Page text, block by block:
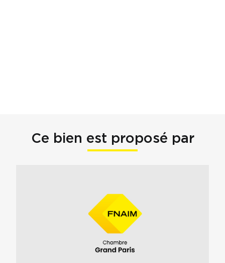
Ce bien est proposé par